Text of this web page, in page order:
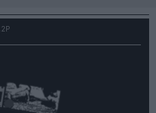
2P